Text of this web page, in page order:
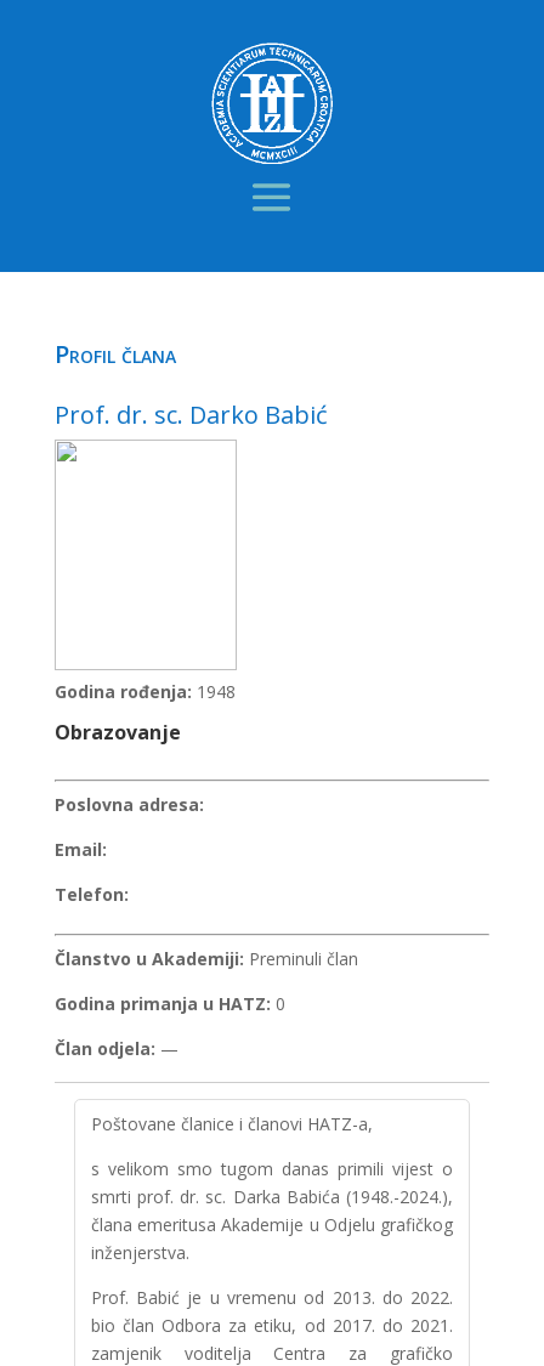
Profil člana
Prof. dr. sc. Darko Babić
Godina rođenja: 1948
Obrazovanje
Poslovna adresa:
Email:
Telefon:
Članstvo u Akademiji: Preminuli član
Godina primanja u HATZ: 0
Član odjela: —
Poštovane članice i članovi HATZ-a,
s velikom smo tugom danas primili vijest o
smrti prof. dr. sc. Darka Babića (1948.-2024.),
člana emeritusa Akademije u Odjelu grafičkog
inženjerstva.
Prof. Babić je u vremenu od 2013. do 2022.
bio član Odbora za etiku, od 2017. do 2021.
zamjenik voditelja Centra za grafičko